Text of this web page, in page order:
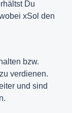
Du
xSol den
bzw.
verdienen.
und sind